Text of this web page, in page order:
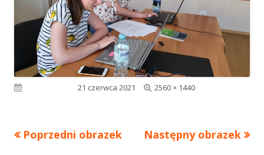
Opublikowano21 czerwca 2021
Pełny
2560 × 1440
Poprzedni obrazek Następny obrazek